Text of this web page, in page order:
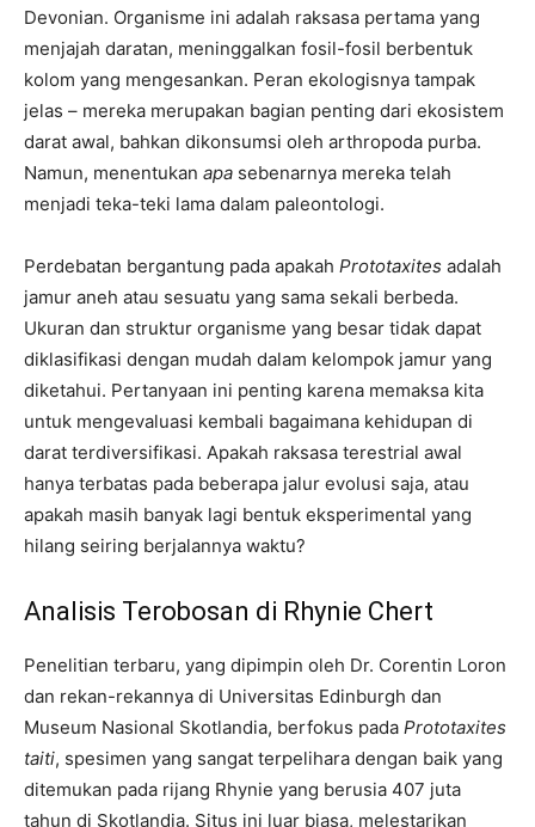
Devonian. Organisme ini adalah raksasa pertama yang
menjajah daratan, meninggalkan fosil-fosil berbentuk
kolom yang mengesankan. Peran ekologisnya tampak
jelas – mereka merupakan bagian penting dari ekosistem
darat awal, bahkan dikonsumsi oleh arthropoda purba.
Namun, menentukan apa sebenarnya mereka telah
menjadi teka-teki lama dalam paleontologi.
Perdebatan bergantung pada apakah Prototaxites adalah
jamur aneh atau sesuatu yang sama sekali berbeda.
Ukuran dan struktur organisme yang besar tidak dapat
diklasifikasi dengan mudah dalam kelompok jamur yang
diketahui. Pertanyaan ini penting karena memaksa kita
untuk mengevaluasi kembali bagaimana kehidupan di
darat terdiversifikasi. Apakah raksasa terestrial awal
hanya terbatas pada beberapa jalur evolusi saja, atau
apakah masih banyak lagi bentuk eksperimental yang
hilang seiring berjalannya waktu?
Analisis Terobosan di Rhynie Chert
Penelitian terbaru, yang dipimpin oleh Dr. Corentin Loron
dan rekan-rekannya di Universitas Edinburgh dan
Museum Nasional Skotlandia, berfokus pada Prototaxites
taiti, spesimen yang sangat terpelihara dengan baik yang
ditemukan pada rijang Rhynie yang berusia 407 juta
tahun di Skotlandia. Situs ini luar biasa, melestarikan